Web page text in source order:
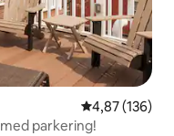
4,87 av 5 i
4,87 (136)
med parkering!